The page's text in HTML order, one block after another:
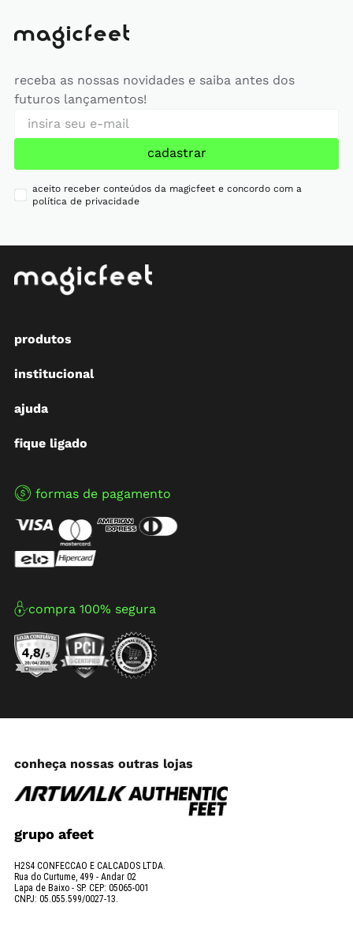
receba as nossas novidades e saiba antes dos
futuros lançamentos!
cadastrar
aceito receber conteúdos da magicfeet e concordo com a
política de privacidade
produtos
institucional
ajuda
fique ligado
formas de pagamento
compra 100% segura
conheça nossas outras lojas
grupo afeet
H2S4 CONFECCAO E CALCADOS LTDA.
Rua do Curtume, 499 - Andar 02
Lapa de Baixo - SP. CEP: 05065-001
CNPJ: 05.055.599/0027-13.